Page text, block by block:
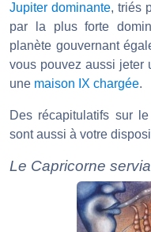
Jupiter dominante, triés
par la plus forte
planète gouvernant
vous pouvez aussi jeter
une maison IX chargée.
Des récapitulatifs sur
sont aussi à votre
Le Capricorne